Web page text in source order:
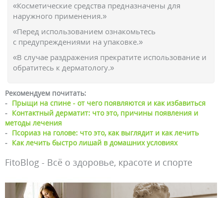
«Косметические средства предназначены для
наружного применения.»
«Перед использованием ознакомьтесь
с предупреждениями на упаковке.»
«В случае раздражения прекратите использование и
обратитесь к дерматологу.»
Рекомендуем почитать:
- Прыщи на спине - от чего появляются и как избавиться
- Контактный дерматит: что это, причины появления и
методы лечения
- Псориаз на голове: что это, как выглядит и как лечить
- Как лечить быстро лишай в домашних условиях
FitoBlog - Всё о здоровье, красоте и спорте